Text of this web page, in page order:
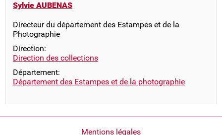
Sylvie AUBENAS
Directeur du département des Estampes et de la
Photographie
Direction:
Direction des collections
Département:
Département des Estampes et de la photographie
Mentions légales